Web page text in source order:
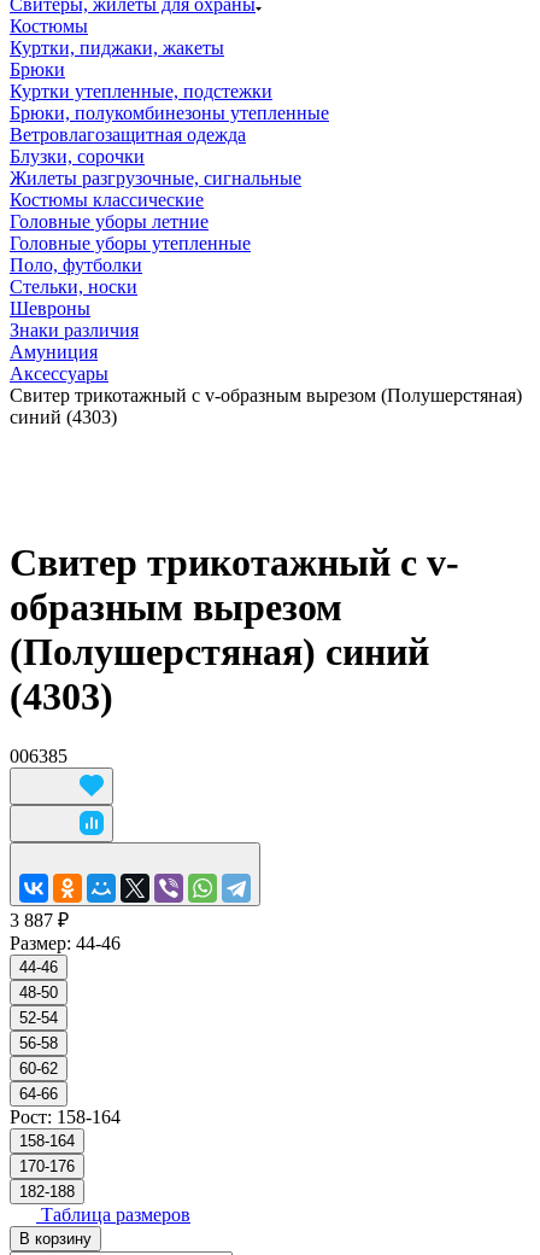
Свитеры, жилеты для охраны
Костюмы
Куртки, пиджаки, жакеты
Брюки
Куртки утепленные, подстежки
Брюки, полукомбинезоны утепленные
Ветровлагозащитная одежда
Блузки, сорочки
Жилеты разгрузочные, сигнальные
Костюмы классические
Головные уборы летние
Головные уборы утепленные
Поло, футболки
Стельки, носки
Шевроны
Знаки различия
Амуниция
Аксессуары
Свитер трикотажный с v-образным вырезом (Полушерстяная)
синий (4303)
Свитер трикотажный с v-
образным вырезом
(Полушерстяная) синий
(4303)
006385
3 887 ₽
Размер: 44-46
44-46
48-50
52-54
56-58
60-62
64-66
Рост: 158-164
158-164
170-176
182-188
Таблица размеров
В корзину